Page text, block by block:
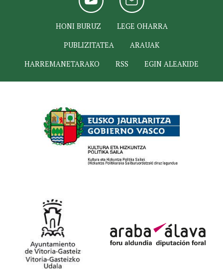
HONI BURUZ
LEGE OHARRA
PUBLIZITATEA
ARAUAK
HARREMANETARAKO
RSS EGIN ALEAKIDE